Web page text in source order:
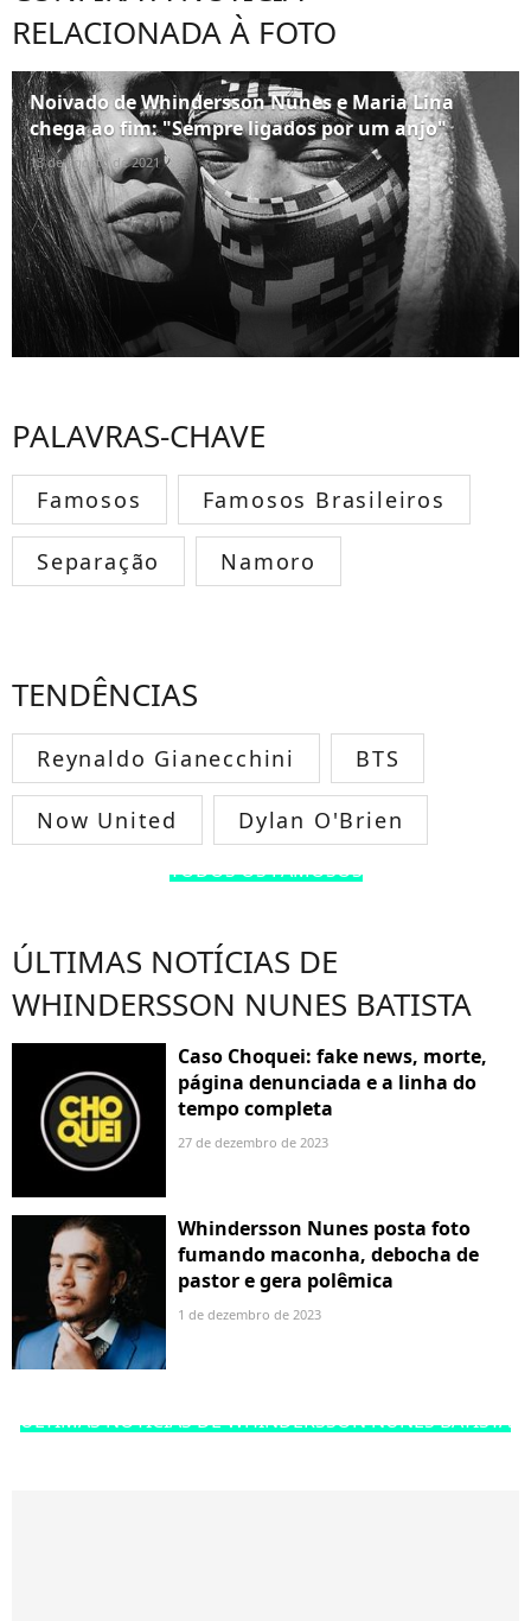
RELACIONADA À FOTO
Noivado de Whindersson Nunes e Maria Lina
chega ao fim: "Sempre ligados por um anjo"
13 de agosto de 2021
PALAVRAS-CHAVE
Famosos Famosos Brasileiros
Separação Namoro
TENDÊNCIAS
Reynaldo Gianecchini BTS
Now United Dylan O'Brien
TODOS OS FAMOSOS
ÚLTIMAS NOTÍCIAS DE
WHINDERSSON NUNES BATISTA
Caso Choquei: fake news, morte,
página denunciada e a linha do
tempo completa
27 de dezembro de 2023
Whindersson Nunes posta foto
fumando maconha, debocha de
pastor e gera polêmica
1 de dezembro de 2023
ÚLTIMAS NOTÍCIAS DE WHINDERSSON NUNES BATISTA